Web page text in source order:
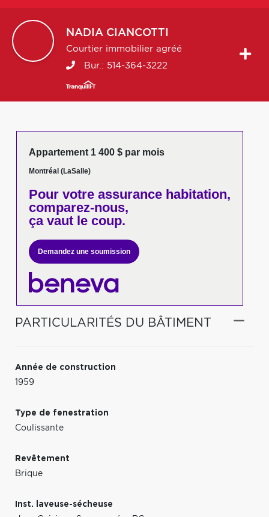
NADIA CIANCOTTI
Courtier immobilier agréé
Bur.: 514-364-3222
Appartement 1 400 $ par mois
Montréal (LaSalle)
Pour votreassurance habitation,
comparez-nous,
ça vaut le coup.
Demandez une soumission
PARTICULARITÉS DU BÂTIMENT
Année de construction
1959
Type de fenestration
Coulissante
Revêtement
Brique
Inst. laveuse-sécheuse